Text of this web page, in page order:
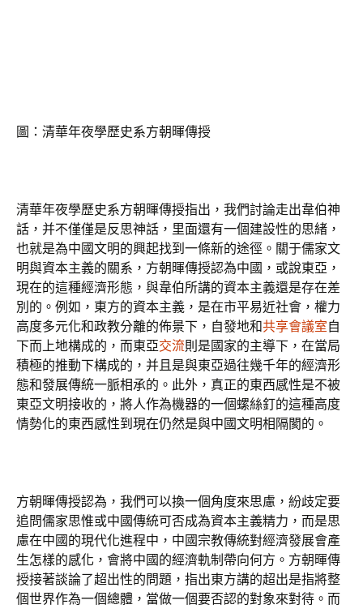
圖：清華年夜學歷史系方朝暉傳授
清華年夜學歷史系方朝暉傳授指出，我們討論走出韋伯神
話，并不僅僅是反思神話，里面還有一個建設性的思緒，
也就是為中國文明的興起找到一條新的途徑。關于儒家文
明與資本主義的關系，方朝暉傳授認為中國，或說東亞，
現在的這種經濟形態，與韋伯所講的資本主義還是存在差
別的。例如，東方的資本主義，是在市平易近社會，權力
高度多元化和政教分離的佈景下，自發地和共享會議室自
下而上地構成的，而東亞交流則是國家的主導下，在當局
積極的推動下構成的，并且是與東亞過往幾千年的經濟形
態和發展傳統一脈相承的。此外，真正的東西感性是不被
東亞文明接收的，將人作為機器的一個螺絲釘的這種高度
情勢化的東西感性到現在仍然是與中國文明相隔閡的。
方朝暉傳授認為，我們可以換一個角度來思慮，紛歧定要
追問儒家思惟或中國傳統可否成為資本主義精力，而是思
慮在中國的現代化進程中，中國宗教傳統對經濟發展會產
生怎樣的感化，會將中國的經濟軌制帶向何方。方朝暉傳
授接著談論了超出性的問題，指出東方講的超出是指將整
個世界作為一個總體，當做一個要否認的對象來對待。而